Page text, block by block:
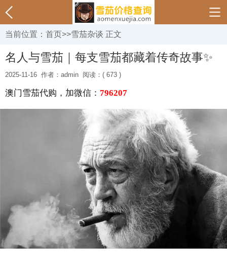
当前位置： 首页>>雪茄杂谈 正文
名人与雪茄｜每支雪茄都藏着传奇故事✨
2025-11-16 作者：admin 阅读：( 673 )
澳门雪茄代购，加微信： 796207